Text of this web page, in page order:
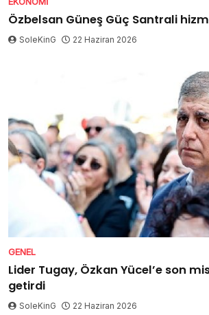
Özbelsan Güneş Güç Santrali
SoleKinG 22 Haziran 2026
GENEL
Lider Tugay, Özkan Yücel’e son
getirdi
SoleKinG 22 Haziran 2026